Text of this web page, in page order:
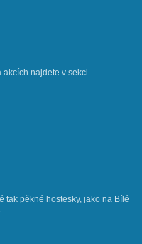
najdete v sekci
tak pěkné hostesky, jako na Bílé